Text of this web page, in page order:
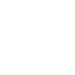
への参加